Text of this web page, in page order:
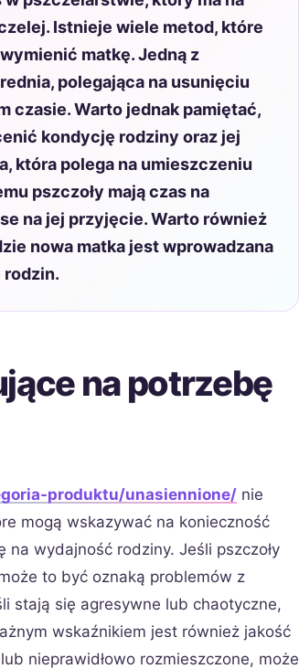
Istnieje wiele metod, które
matkę. Jedną z
polegająca na usunięciu
czasie. Warto jednak pamiętać,
kondycję rodziny oraz jej
która polega na umieszczeniu
pszczoły mają czas na
na jej przyjęcie. Warto również
nowa matka jest wprowadzana
rodzin.
na potrzebę
produktu/unasiennione/ nie
mogą wskazywać na konieczność
wydajność rodziny. Jeśli pszczoły
to być oznaką problemów z
stają się agresywne lub chaotyczne,
wskaźnikiem jest również jakość
nieprawidłowo rozmieszczone, może